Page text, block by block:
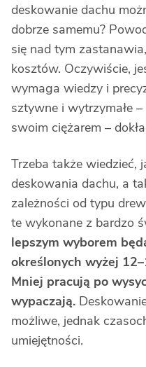
deskowanie dachu
dobrze samemu?
się nad tym
kosztów. Oczywiście,
wymaga wiedzy i
sztywne i wytrzymałe
swoim ciężarem –
Trzeba także wiedzieć,
deskowania dachu, a
zależności od typu
te wykonane z bardzo
lepszym wyborem
określonych wyżej
Mniej pracują po
wypaczają.
możliwe, jednak
umiejętności.